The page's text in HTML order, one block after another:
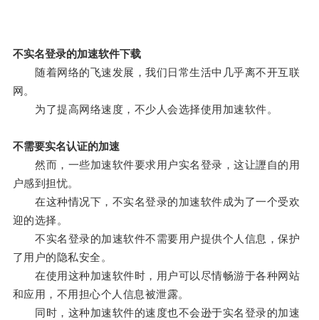
不实名登录的加速软件下载
随着网络的飞速发展，我们日常生活中几乎离不开互联
网。
为了提高网络速度，不少人会选择使用加速软件。
不需要实名认证的加速
然而，一些加速软件要求用户实名登录，这让讈自的用
户感到担忧。
在这种情况下，不实名登录的加速软件成为了一个受欢
迎的选择。
不实名登录的加速软件不需要用户提供个人信息，保护
了用户的隐私安全。
在使用这种加速软件时，用户可以尽情畅游于各种网站
和应用，不用担心个人信息被泄露。
同时，这种加速软件的速度也不会逊于实名登录的加速